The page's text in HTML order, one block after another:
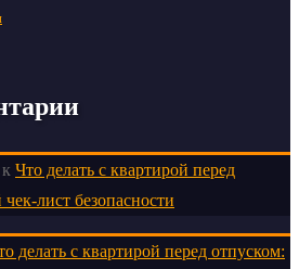
к Что делать с квартирой перед
лист безопасности
делать с квартирой перед отпуском: